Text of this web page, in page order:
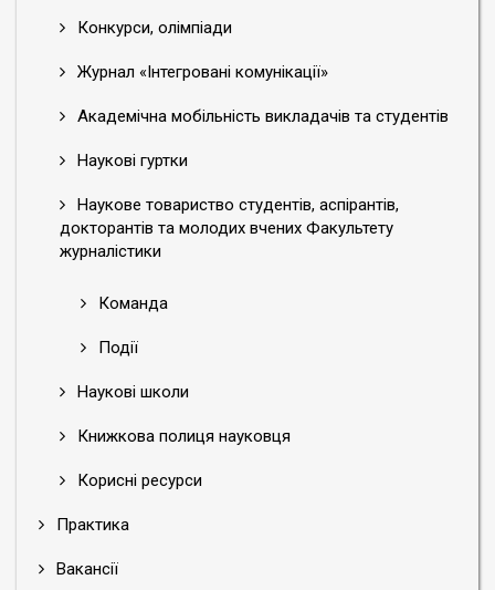
Конкурси, олімпіади
Журнал «Інтегровані комунікації»
Академічна мобільність викладачів та студентів
Наукові гуртки
Наукове товариство студентів, аспірантів,
докторантів та молодих вчених Факультету
журналістики
Команда
Події
Наукові школи
Книжкова полиця науковця
Корисні ресурси
Практика
Вакансії